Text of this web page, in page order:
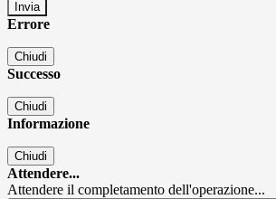
Errore
Chiudi
Successo
Chiudi
Informazione
Chiudi
Attendere...
Attendere il completamento dell'operazione...